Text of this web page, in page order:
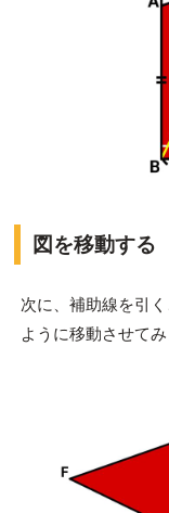
図を移動する
次に、補助線を引
ように移動させてみ